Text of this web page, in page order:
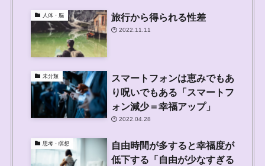
人体・脳 旅行から得られる性差
2022.11.11
未分類
スマートフォンは恵みでもあ
り呪いでもある「スマートフ
ォン減少＝幸福アップ」
2022.04.28
思考・瞑想
自由時間が多すると幸福度が
低下する「自由が少なすぎる